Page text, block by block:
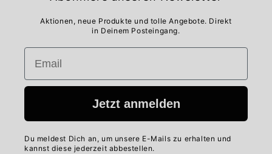
Aktionen, neue Produkte und tolle Angebote. Direkt
in Deinem Posteingang.
Email
Jetzt anmelden
Du meldest Dich an, um unsere E-Mails zu erhalten und
kannst diese jederzeit abbestellen.